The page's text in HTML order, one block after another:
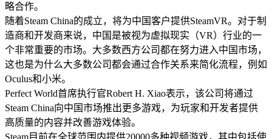
略合作。
随着Steam China的成立，将为中国客户提供SteamVR。对于制
造商和开发商来说，中国是被视为虚拟现实（VR）行业的一
个非常重要的市场。大多数西方公司都在努力进入中国市场，
这也是为什么大多数公司都会通过合作关系来简化流程，例如
Oculus和小米。
Perfect World首席执行官Robert H. Xiao表示，该公司将通过
Steam China向中国市场推出更多游戏，为玩家和开发者提供
高质量的内容并改善游戏体验。
Steam目前在全球范围内提供20000多种视频游戏，其中包括使